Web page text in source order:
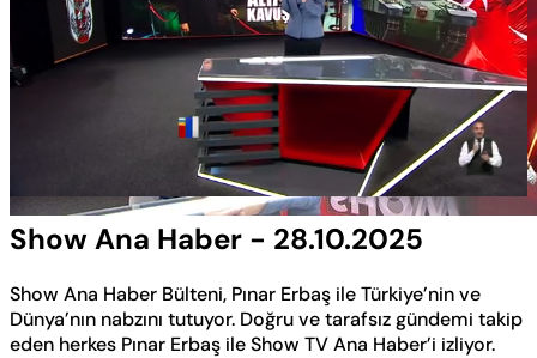
Aç
Oynatma
Hızı
Show Ana Haber - 28.10.2025
Show Ana Haber Bülteni, Pınar Erbaş ile Türkiye’nin ve
Dünya’nın nabzını tutuyor. Doğru ve tarafsız gündemi takip
eden herkes Pınar Erbaş ile Show TV Ana Haber’i izliyor.